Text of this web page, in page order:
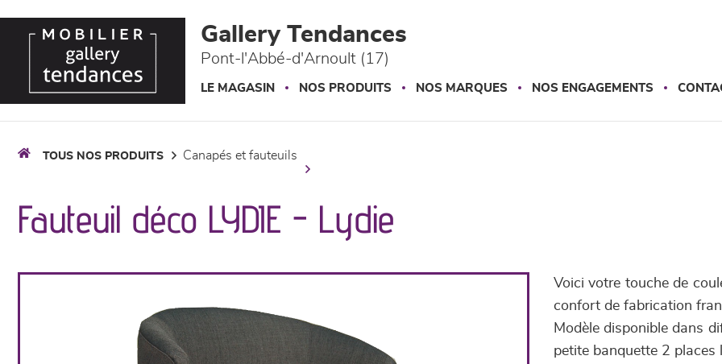
Gallery Tendances
Pont-l'Abbé-d'Arnoult (17)
LE MAGASIN NOS PRODUITS NOS MARQUES NOS ENGAGEMENTS
TOUS NOS PRODUITS canapés et fauteuils
Fauteuil déco LYDIE - Lydie
Voici votre touche de
confort de fabrication
Modèle disponible dans
petite banquette 2 places